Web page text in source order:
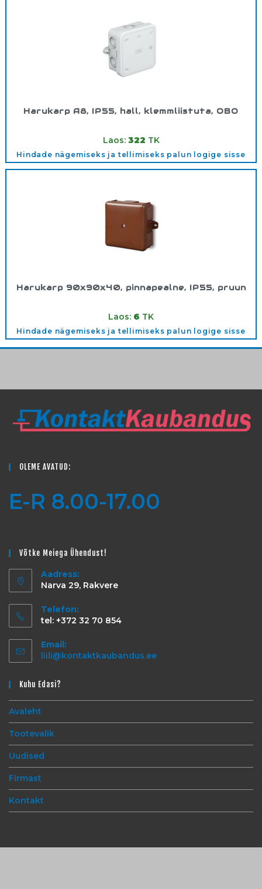
Harukarp A8, IP55, hall, klemmliistuta, OBO
Laos: 322 TK
Hindade nägemiseks ja tellimiseks palun logige sisse
Harukarp 90x90x40, pinnapealne, IP55, pruun
Laos: 6 TK
Hindade nägemiseks ja tellimiseks palun logige sisse
OLEME AVATUD:
E-R 8.00-17.00
Võtke Meiega Ühendust!
Aadress:
Narva 29, Rakvere
Telefon:
tel: +372 32 70 854
Email:
liili@kontaktkaubandus.ee
Kuhu Edasi?
Avaleht
Tootevalik
Uudised
Firmast
Kontakt